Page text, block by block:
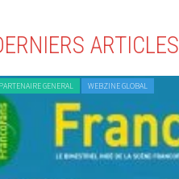
ARTICLES
GENERAL WEBZINE GLOBAL